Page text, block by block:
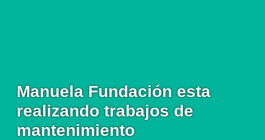
Manuela Fundación esta
realizando trabajos de
mantenimiento